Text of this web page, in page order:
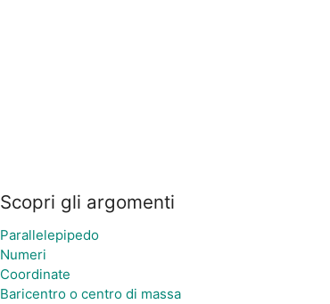
Scopri gli argomenti
Parallelepipedo
Numeri
Coordinate
Baricentro o centro di massa